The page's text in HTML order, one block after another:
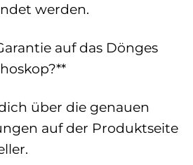
werden.
auf das Dönges
über die genauen
auf der Produktseite